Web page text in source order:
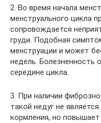
2. Во время начала
менструального цикла
сопровождается
груди. Подобная
менструации и может
недель. Болезненность
середине цикла.
3. При наличии
такой недуг не
кормления, но повышает